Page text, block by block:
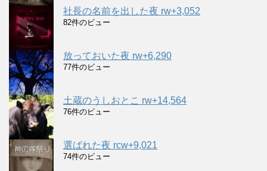
社長の名前を出した夜 rw+3,052
82件のビュー
放っておいた夜 rw+6,290
77件のビュー
土蔵のうしおとこ rw+14,564
76件のビュー
選ばれた夜 rcw+9,021
74件のビュー